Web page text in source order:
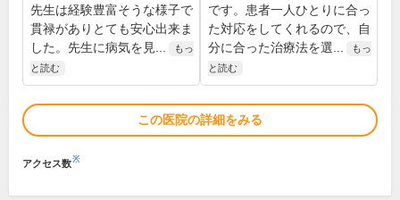
先生は経験豊富そうな様子で
貫禄がありとても安心出来ま
した。先生に病気を見...
もっ
と読む
です。患者一人ひとりに合っ
た対応をしてくれるので、自
分に合った治療法を選...
もっ
と読む
この医院の詳細をみる
アクセス数※